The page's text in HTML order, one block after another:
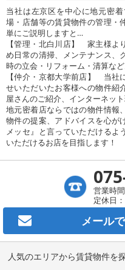
当社は左京区を中心に地元密
場・店舗等の賃貸物件の管理・
単にご説明しますと…
【管理・北白川店】 家主様よ
め日常の清掃、メンテナンス、
時の立会・リフォーム・清算など
【仲介・京都大学前店】 当社
せいただいたお客様への物件紹
屋さんのご紹介、インターネッ
地元密着店ならではの物件情報
物件の提案、アドバイスを心が
メッセ』と言っていただけるよ
いただけるお店を目指します！
営業時
定休日
メールで
人気のエリアから賃貸物件を